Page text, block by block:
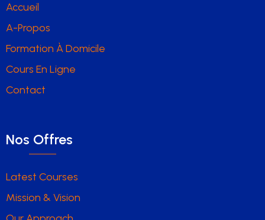
Accueil
A-Propos
Formation À Domicile
Cours En Ligne
Contact
Nos Offres
Latest Courses
Mission & Vision